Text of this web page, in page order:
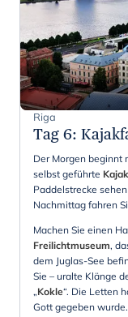
Riga
Tag 6:
Der Morgen beginnt
selbst geführte
Paddelstrecke
Nachmittag fahren
Machen Sie einen
Freilichtmuseum,
dem Juglas-See
Sie – uralte Klänge
„Kokle“. Die Letten
Gott gegeben